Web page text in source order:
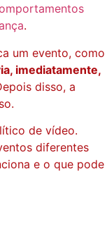
.
um evento, como
imediatamente,
disso, a
de vídeo.
diferentes
e o que pode